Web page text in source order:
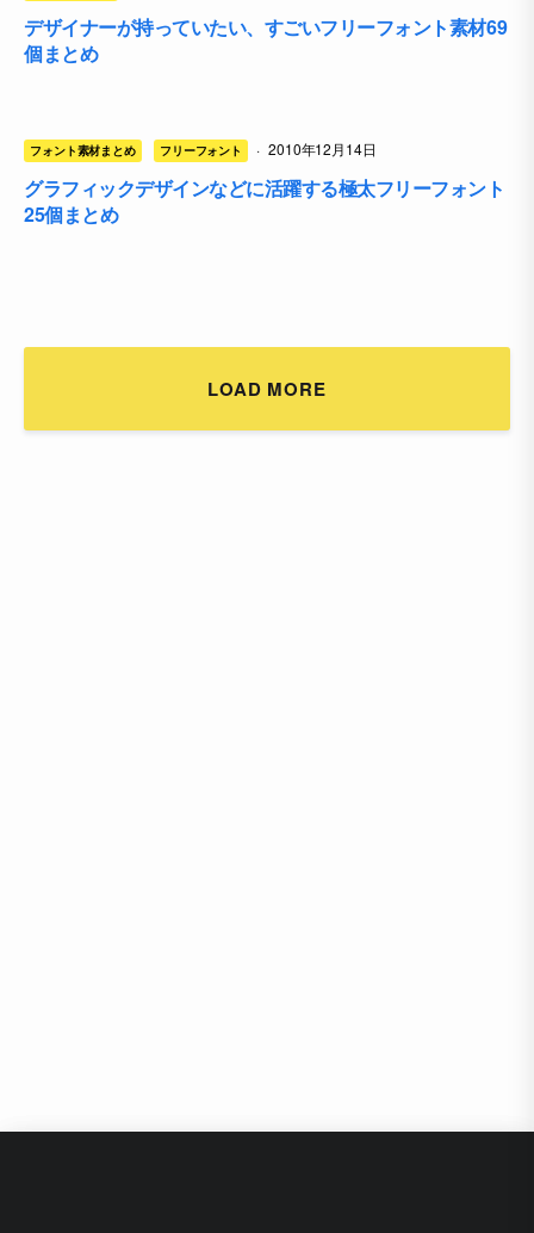
デザイナーが持っていたい、すごいフリーフォント素材69
個まとめ
フォント素材まとめ フリーフォント · 2010年12月14日
グラフィックデザインなどに活躍する極太フリーフォント
25個まとめ
LOAD MORE